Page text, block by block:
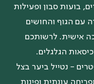
בועות סבון ופעילות
עם הגוף והחושים
אישית. לרשותכם
הגלגלים.
- נטייל ביער בצל
עונתית ופינות